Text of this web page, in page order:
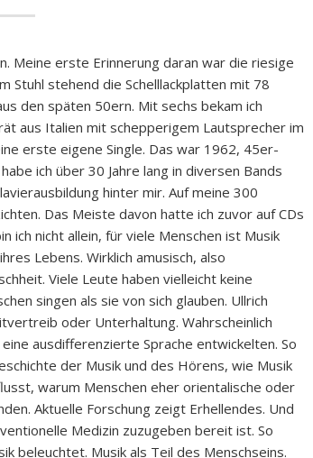
Meine erste Erinnerung daran war die riesige
Stuhl stehend die Schelllackplatten mit 78
den späten 50ern. Mit sechs bekam ich
aus Italien mit schepperigem Lautsprecher im
erste eigene Single. Das war 1962, 45er-
ich über 30 Jahre lang in diversen Bands
hinter mir. Auf meine 300
Das Meiste davon hatte ich zuvor auf CDs
ich nicht allein, für viele Menschen ist Musik
Lebens. Wirklich amusisch, also
Viele Leute haben vielleicht keine
singen als sie von sich glauben. Ullrich
oder Unterhaltung. Wahrscheinlich
ausdifferenzierte Sprache entwickelten. So
der Musik und des Hörens, wie Musik
warum Menschen eher orientalische oder
Aktuelle Forschung zeigt Erhellendes. Und
Medizin zuzugeben bereit ist. So
beleuchtet. Musik als Teil des Menschseins.